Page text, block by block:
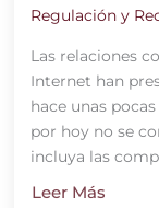
Regulación y
Las relaciones
Internet han
hace unas
por hoy no se
incluya las
Leer Más